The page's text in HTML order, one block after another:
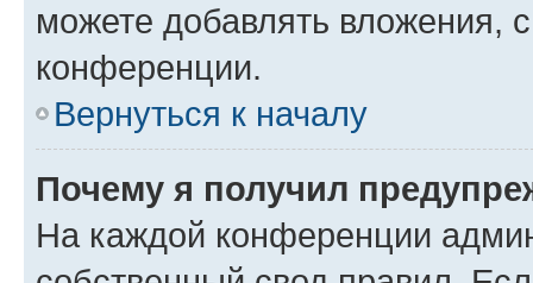
можете добавлять вложения,
конференции.
Вернуться к началу
Почему я получил
На каждой конференции